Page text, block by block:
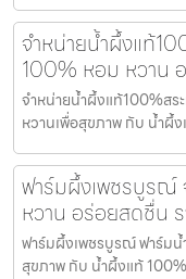
จำหน่ายน้ำผึ้งแท้
100% หอม หวาน
จำหน่ายน้ำผึ้งแท้100%สร
หวานเพื่อสุขภาพ กับ น้ำผึ้
ฟาร์มผึ้งเพชรบูรณ์
หวาน อร่อยสดชื่น
ฟาร์มผึ้งเพชรบูรณ์ ฟาร์มน้
สุขภาพ กับ น้ำผึ้งแท้